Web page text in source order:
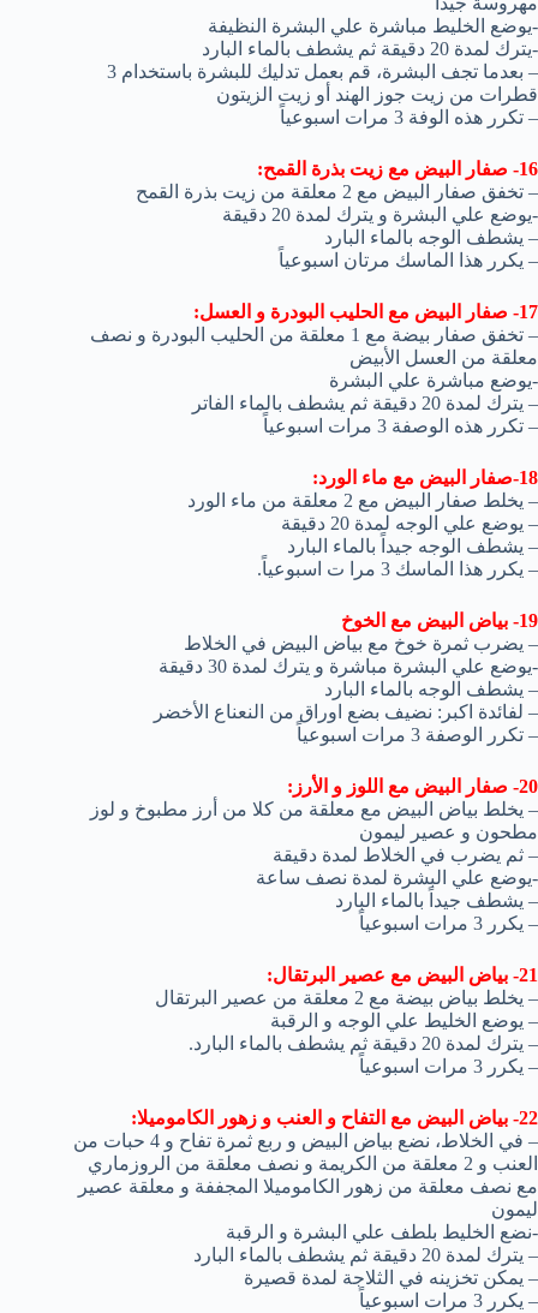
-يوضع الخليط مباشرة علي البشرة النظيفة
-يترك لمدة 20 دقيقة ثم يشطف بالماء البارد
– بعدما تجف البشرة، قم بعمل تدليك للبشرة باستخدام 3
قطرات من زيت جوز الهند أو زيت الزيتون
– تكرر هذه الوفة 3 مرات اسبوعياً
16- صفار البيض مع زيت بذرة القمح:
– تخفق صفار البيض مع 2 معلقة من زيت بذرة القمح
-يوضع علي البشرة و يترك لمدة 20 دقيقة
– يشطف الوجه بالماء البارد
– يكرر هذا الماسك مرتان اسبوعياً
17- صفار البيض مع الحليب البودرة و العسل:
– تخفق صفار بيضة مع 1 معلقة من الحليب البودرة و نصف
معلقة من العسل الأبيض
-يوضع مباشرة علي البشرة
– يترك لمدة 20 دقيقة ثم يشطف بالماء الفاتر
– تكرر هذه الوصفة 3 مرات اسبوعياً
18-صفار البيض مع ماء الورد:
– يخلط صفار البيض مع 2 معلقة من ماء الورد
– يوضع علي الوجه لمدة 20 دقيقة
– يشطف الوجه جيداً بالماء البارد
– يكرر هذا الماسك 3 مرا ت اسبوعياً.
19- بياض البيض مع الخوخ
– يضرب ثمرة خوخ مع بياض البيض في الخلاط
-يوضع علي البشرة مباشرة و يترك لمدة 30 دقيقة
– يشطف الوجه بالماء البارد
– لفائدة اكبر: نضيف بضع اوراق من النعناع الأخضر
– تكرر الوصفة 3 مرات اسبوعياً
20- صفار البيض مع اللوز و الأرز:
– يخلط بياض البيض مع معلقة من كلا من أرز مطبوخ و لوز
مطحون و عصير ليمون
– ثم يضرب في الخلاط لمدة دقيقة
-يوضع علي البشرة لمدة نصف ساعة
– يشطف جيداً بالماء البارد
– يكرر 3 مرات اسبوعياً
21- بياض البيض مع عصير البرتقال:
– يخلط بياض بيضة مع 2 معلقة من عصير البرتقال
– يوضع الخليط علي الوجه و الرقبة
– يترك لمدة 20 دقيقة ثم يشطف بالماء البارد.
– يكرر 3 مرات اسبوعياً
22- بياض البيض مع التفاح و العنب و زهور الكاموميلا:
– في الخلاط، نضع بياض البيض و ربع ثمرة تفاح و 4 حبات من
العنب و 2 معلقة من الكريمة و نصف معلقة من الروزماري
مع نصف معلقة من زهور الكاموميلا المجففة و معلقة عصير
ليمون
-نضع الخليط بلطف علي البشرة و الرقبة
– يترك لمدة 20 دقيقة ثم يشطف بالماء البارد
– يمكن تخزينه في الثلاجة لمدة قصيرة
– يكرر 3 مرات اسبوعياً